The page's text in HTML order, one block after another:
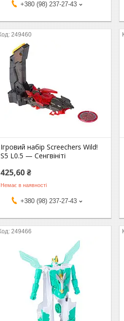
+380 (98) 237-27-43
249460
Ігровий набір Screechers Wild!
S5 L0.5 — Сенгвініті
425,60 ₴
Немає в наявності
+380 (98) 237-27-43
249466